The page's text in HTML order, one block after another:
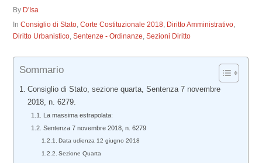
By D'Isa
InConsiglio di Stato,Corte Costituzionale 2018, Diritto Amministrativo,
Diritto Urbanistico,Sentenze - Ordinanze,Sezioni Diritto
Sommario
Consiglio di Stato, sezione quarta, Sentenza 7 novembre
2018, n. 6279.
La massima estrapolata:
Sentenza 7 novembre 2018, n. 6279
Data udienza 12 giugno 2018
Sezione Quarta